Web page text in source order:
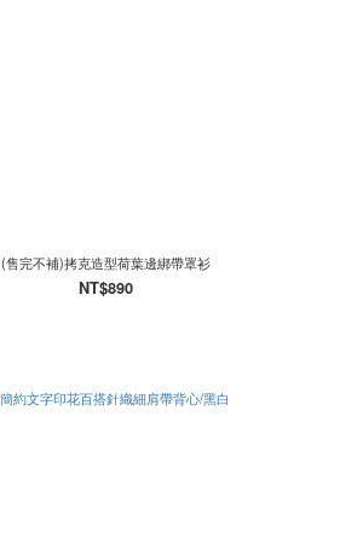
(售完不補)拷克造型荷葉邊綁帶罩衫
NT$890